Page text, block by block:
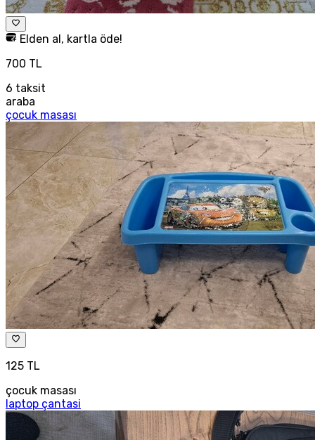
Elden al, kartla öde!
700 TL
6 taksit
araba
çocuk masası
125 TL
çocuk masası
laptop çantasi